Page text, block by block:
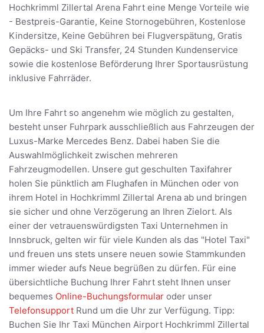
Hochkrimml Zillertal Arena Fahrt eine Menge Vorteile wie
- Bestpreis-Garantie, Keine Stornogebühren, Kostenlose
Kindersitze, Keine Gebühren bei Flugverspätung, Gratis
Gepäcks- und Ski Transfer, 24 Stunden Kundenservice
sowie die kostenlose Beförderung Ihrer Sportausrüstung
inklusive Fahrräder.
Um Ihre Fahrt so angenehm wie möglich zu gestalten,
besteht unser Fuhrpark ausschließlich aus Fahrzeugen der
Luxus-Marke Mercedes Benz. Dabei haben Sie die
Auswahlmöglichkeit zwischen mehreren
Fahrzeugmodellen. Unsere gut geschulten Taxifahrer
holen Sie pünktlich am Flughafen in München oder von
ihrem Hotel in Hochkrimml Zillertal Arena ab und bringen
sie sicher und ohne Verzögerung an Ihren Zielort. Als
einer der vetrauenswürdigsten Taxi Unternehmen in
Innsbruck, gelten wir für viele Kunden als das "Hotel Taxi"
und freuen uns stets unsere neuen sowie Stammkunden
immer wieder aufs Neue begrüßen zu dürfen. Für eine
übersichtliche Buchung Ihrer Fahrt steht Ihnen unser
bequemes Online-Buchungsformular oder unser
Telefonsupport Rund um die Uhr zur Verfügung. Tipp:
Buchen Sie Ihr Taxi München Airport Hochkrimml Zillertal